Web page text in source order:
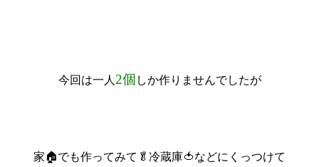
今回は一人 2個 しか作りませんでしたが
家🏠でも作ってみて🥬冷蔵庫🍅などにくっつけて